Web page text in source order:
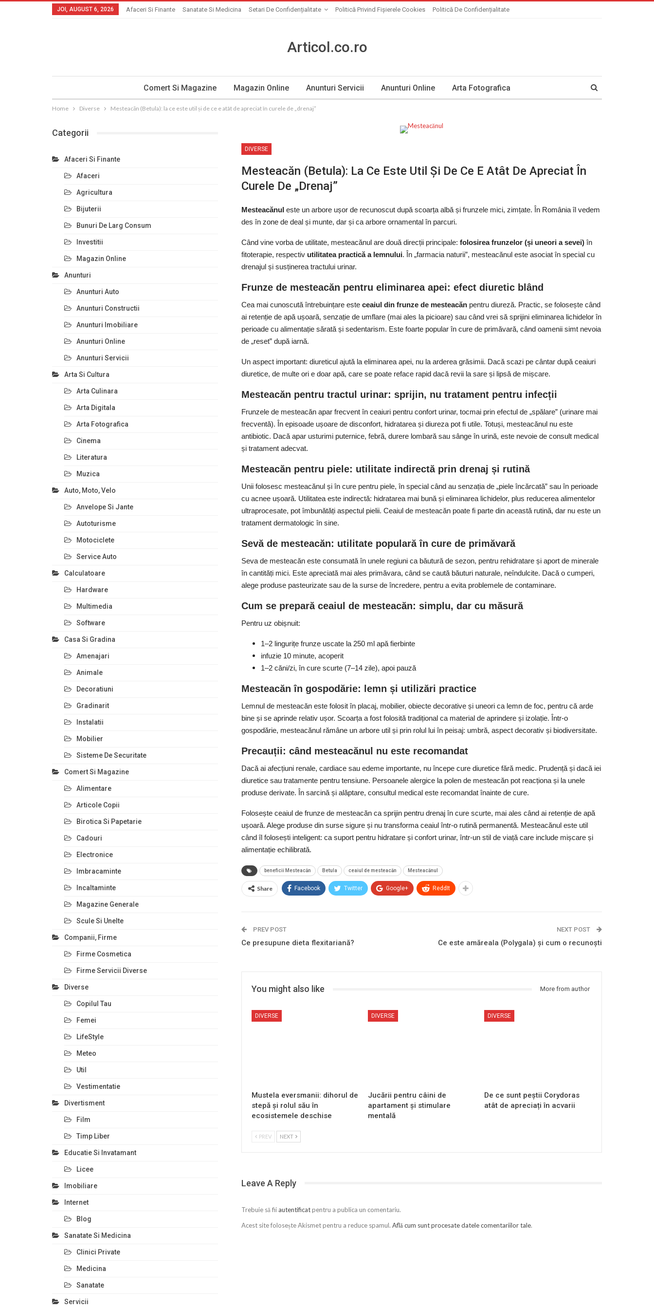
JOI, AUGUST 6, 2026 Afaceri Si Finante Sanatate Si Medicina Setari De Confidențialitate Politică Privind Fișierele Cookies Politică De Confidențialitate
Articol.co.ro
Comert Si Magazine Magazin Online Anunturi Servicii Anunturi Online Arta Fotografica
Home Diverse Mesteacăn (Betula): la ce este util și de ce e atât de apreciat în curele de „drenaj”
DIVERSE
Mesteacăn (Betula): La Ce Este Util Și De Ce E Atât De Apreciat În
Curele De „drenaj”
Mesteacănuleste un arbore ușor de recunoscut după scoarța albă și frunzele mici, zimțate. În România îl vedem
des în zone de deal și munte, dar și ca arbore ornamental în parcuri.
Când vine vorba de utilitate, mesteacănul are două direcții principale: folosirea frunzelor (și uneori a sevei)în
fitoterapie, respectiv utilitatea practică a lemnului. În „farmacia naturii”, mesteacănul este asociat în special cu
drenajul și susținerea tractului urinar.
Frunze de mesteacăn pentru eliminarea apei: efect diuretic blând
Cea mai cunoscută întrebuințare este ceaiul din frunze de mesteacănpentru diureză. Practic, se folosește când
ai retenție de apă ușoară, senzație de umflare (mai ales la picioare) sau când vrei să sprijini eliminarea lichidelor în
perioade cu alimentație sărată și sedentarism. Este foarte popular în cure de primăvară, când oamenii simt nevoia
de „reset” după iarnă.
Un aspect important: diureticul ajută la eliminarea apei, nu la arderea grăsimii. Dacă scazi pe cântar după ceaiuri
diuretice, de multe ori e doar apă, care se poate reface rapid dacă revii la sare și lipsă de mișcare.
Mesteacăn pentru tractul urinar: sprijin, nu tratament pentru infecții
Frunzele de mesteacăn apar frecvent în ceaiuri pentru confort urinar, tocmai prin efectul de „spălare” (urinare mai
frecventă). În episoade ușoare de disconfort, hidratarea și diureza pot fi utile. Totuși, mesteacănul nu este
antibiotic. Dacă apar usturimi puternice, febră, durere lombară sau sânge în urină, este nevoie de consult medical
și tratament adecvat.
Mesteacăn pentru piele: utilitate indirectă prin drenaj și rutină
Unii folosesc mesteacănul și în cure pentru piele, în special când au senzația de „piele încărcată” sau în perioade
cu acnee ușoară. Utilitatea este indirectă: hidratarea mai bună și eliminarea lichidelor, plus reducerea alimentelor
ultraprocesate, pot îmbunătăți aspectul pielii. Ceaiul de mesteacăn poate fi parte din această rutină, dar nu este un
tratament dermatologic în sine.
Sevă de mesteacăn: utilitate populară în cure de primăvară
Seva de mesteacăn este consumată în unele regiuni ca băutură de sezon, pentru rehidratare și aport de minerale
în cantități mici. Este apreciată mai ales primăvara, când se caută băuturi naturale, neîndulcite. Dacă o cumperi,
alege produse pasteurizate sau de la surse de încredere, pentru a evita problemele de contaminare.
Cum se prepară ceaiul de mesteacăn: simplu, dar cu măsură
Pentru uz obișnuit:
1–2 lingurițe frunze uscate la 250 ml apă fierbinte
infuzie 10 minute, acoperit
1–2 căni/zi, în cure scurte (7–14 zile), apoi pauză
Mesteacăn în gospodărie: lemn și utilizări practice
Lemnul de mesteacăn este folosit în placaj, mobilier, obiecte decorative și uneori ca lemn de foc, pentru că arde
bine și se aprinde relativ ușor. Scoarța a fost folosită tradițional ca material de aprindere și izolație. Într-o
gospodărie, mesteacănul rămâne un arbore util și prin rolul lui în peisaj: umbră, aspect decorativ și biodiversitate.
Precauții: când mesteacănul nu este recomandat
Dacă ai afecțiuni renale, cardiace sau edeme importante, nu începe cure diuretice fără medic. Prudență și dacă iei
diuretice sau tratamente pentru tensiune. Persoanele alergice la polen de mesteacăn pot reacționa și la unele
produse derivate. În sarcină și alăptare, consultul medical este recomandat înainte de cure.
Folosește ceaiul de frunze de mesteacăn ca sprijin pentru drenaj în cure scurte, mai ales când ai retenție de apă
ușoară. Alege produse din surse sigure și nu transforma ceaiul într-o rutină permanentă. Mesteacănul este util
când îl folosești inteligent: ca suport pentru hidratare și confort urinar, într-un stil de viață care include mișcare și
alimentație echilibrată.
beneficii Mesteacăn Betula ceaiul de mesteacăn Mesteacănul
Share Facebook Twitter Google+ ReddIt
PREV POST
Ce presupune dieta flexitariană?
NEXT POST
Ce este amăreala (Polygala) și cum o recunoști
You might also like More from author
DIVERSE
Mustela eversmanii: dihorul de
stepă și rolul său în
ecosistemele deschise
DIVERSE
Jucării pentru câini de
apartament și stimulare
mentală
DIVERSE
De ce sunt peștii Corydoras
atât de apreciați în acvarii
PREV NEXT
Leave A Reply
Trebuie să fii autentificatpentru a publica un comentariu.
Acest site folosește Akismet pentru a reduce spamul. Află cum sunt procesate datele comentariilor tale.
Categorii
Afaceri Si Finante
Afaceri
Agricultura
Bijuterii
Bunuri De Larg Consum
Investitii
Magazin Online
Anunturi
Anunturi Auto
Anunturi Constructii
Anunturi Imobiliare
Anunturi Online
Anunturi Servicii
Arta Si Cultura
Arta Culinara
Arta Digitala
Arta Fotografica
Cinema
Literatura
Muzica
Auto, Moto, Velo
Anvelope Si Jante
Autoturisme
Motociclete
Service Auto
Calculatoare
Hardware
Multimedia
Software
Casa Si Gradina
Amenajari
Animale
Decoratiuni
Gradinarit
Instalatii
Mobilier
Sisteme De Securitate
Comert Si Magazine
Alimentare
Articole Copii
Birotica Si Papetarie
Cadouri
Electronice
Imbracaminte
Incaltaminte
Magazine Generale
Scule Si Unelte
Companii, Firme
Firme Cosmetica
Firme Servicii Diverse
Diverse
Copilul Tau
Femei
LifeStyle
Meteo
Util
Vestimentatie
Divertisment
Film
Timp Liber
Educatie Si Invatamant
Licee
Imobiliare
Internet
Blog
Sanatate Si Medicina
Clinici Private
Medicina
Sanatate
Servicii